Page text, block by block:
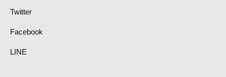
Twitter
Facebook
LINE